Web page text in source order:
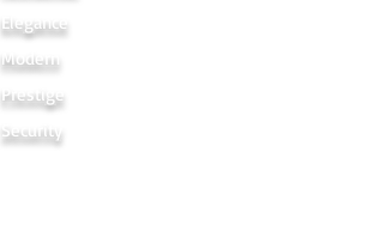
Elegance
Modern
Prestige
Security